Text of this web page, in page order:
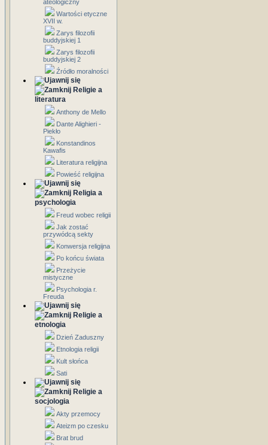
ateologiczny
Wartości etyczne
XVII w.
Zarys filozofii
buddyjskiej 1
Zarys filozofii
buddyjskiej 2
Źródło moralności
Religie a
literatura
Anthony de Mello
Dante Alighieri -
Piekło
Konstandinos
Kawafis
Literatura religijna
Powieść religijna
Religia a
psychologia
Freud wobec religii
Jak zostać
przywódcą sekty
Konwersja religijna
Po końcu świata
Przeżycie
mistyczne
Psychologia r.
Freuda
Religie a
etnologia
Dzień Zaduszny
Etnologia religii
Kult słońca
Sati
Religie a
socjologia
Akty przemocy
Ateizm po czesku
Brat brud